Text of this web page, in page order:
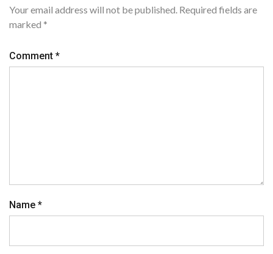
Your email address will not be published. Required fields are
marked *
Comment *
Name *